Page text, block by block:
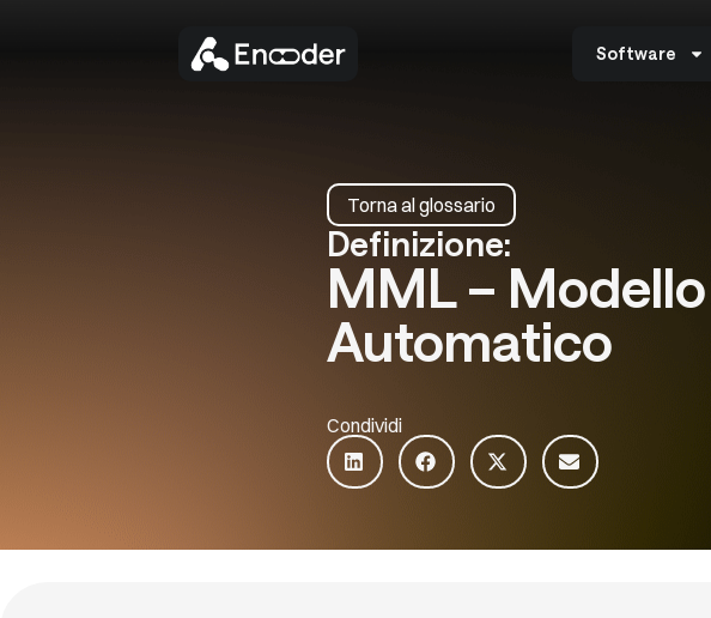
Software
Torna al glossario
Definizione:
MML –
Automatico
Condividi